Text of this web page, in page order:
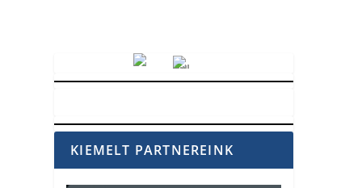
KIEMELT PARTNEREINK